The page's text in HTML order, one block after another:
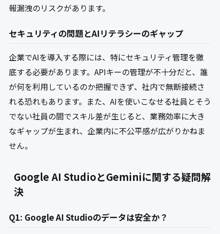
報漏洩のリスクがあります。
セキュリティの問題とAIリテラシーのギャップ
企業でAIを導入する際には、特にセキュリティ管理を徹
底する必要があります。APIキーの管理が不十分だと、誰
が何を利用しているのか把握できず、社内で無断接続さ
れる恐れもあります。また、AIを使いこなせる社員とそう
でない社員の間でスキル差が生じると、業務効率に大き
なギャップが生まれ、企業内に不公平感が広がりかねま
せん。
Google AI StudioとGeminiに関する疑問解
決
Q1: Google AI Studioのデータは安全か？